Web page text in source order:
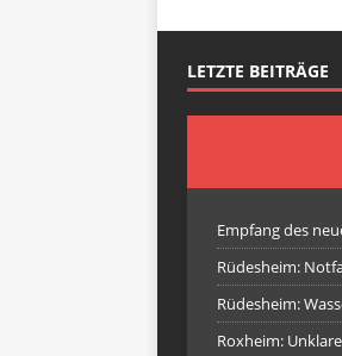
LETZTE BEITRÄGE
Empfang des
Rüdesheim:
Rüdesheim:
Roxheim: